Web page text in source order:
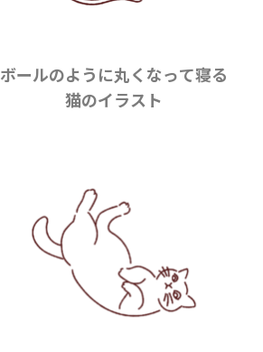
ボールのように丸くなって寝る
猫のイラスト